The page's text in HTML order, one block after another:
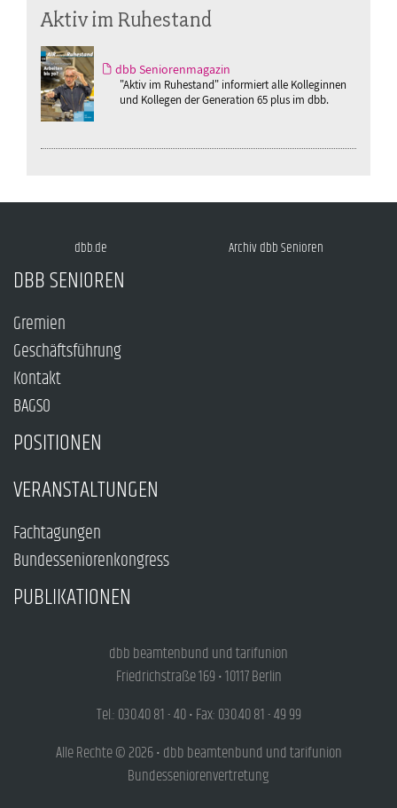
Aktiv im Ruhestand
dbb Seniorenmagazin
"Aktiv im Ruhestand" informiert alle Kolleginnen
und Kollegen der Generation 65 plus im dbb.
dbb.de Archiv dbb Senioren
DBB SENIOREN
Gremien
Geschäftsführung
Kontakt
BAGSO
POSITIONEN
VERANSTALTUNGEN
Fachtagungen
Bundesseniorenkongress
PUBLIKATIONEN
dbb beamtenbund und tarifunion
Friedrichstraße 169 • 10117 Berlin
Tel.: 030.40 81 - 40 • Fax: 030.40 81 - 49 99
Alle Rechte © 2026 • dbb beamtenbund und tarifunion
Bundesseniorenvertretung